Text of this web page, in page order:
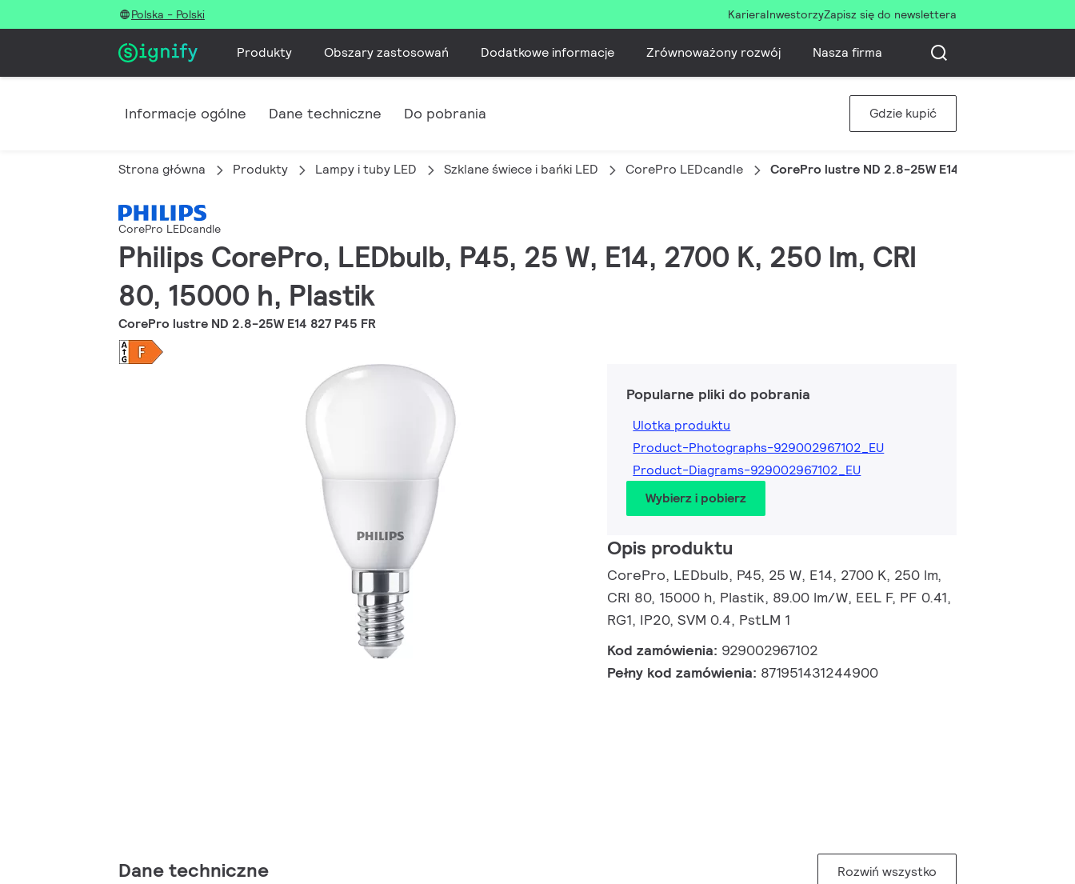
Polska - Polski KarieraInwestorzyZapisz się do newslettera
Produkty Obszary zastosowań Dodatkowe informacje Zrównoważony rozwój Nasza firma
Informacje ogólne Dane techniczne Do pobrania Gdzie kupić
Strona główna Produkty Lampy i tuby LED Szklane świece i bańki LED CorePro LEDcandle CorePro lustre ND 2.8-25W E14 827 P45 FR
CorePro LEDcandle
Philips CorePro, LEDbulb, P45, 25 W, E14, 2700 K, 250 lm, CRI
80, 15000 h, Plastik
CorePro lustre ND 2.8-25W E14 827 P45 FR
Popularne pliki do pobrania
Ulotka produktu
Product-Photographs-929002967102_EU
Product-Diagrams-929002967102_EU
Wybierz i pobierz
Opis produktu
CorePro, LEDbulb, P45, 25 W, E14, 2700 K, 250 lm,
CRI 80, 15000 h, Plastik, 89.00 lm/W, EEL F, PF 0.41,
RG1, IP20, SVM 0.4, PstLM 1
Kod zamówienia: 929002967102
Pełny kod zamówienia: 871951431244900
Dane techniczne Rozwiń wszystko